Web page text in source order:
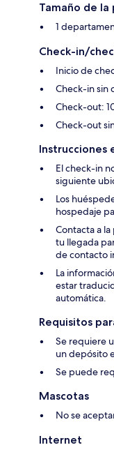
Tamaño de
1
Check-in/
Inicio de
Check-in sin
Check-out:
Check-out
Instrucciones
El check-in
siguiente
Los
hospedaje
Contacta a
tu llegada
de contacto
La
estar
automática.
Requisitos
Se requiere
un depósito
Se puede
Mascotas
No se
Internet